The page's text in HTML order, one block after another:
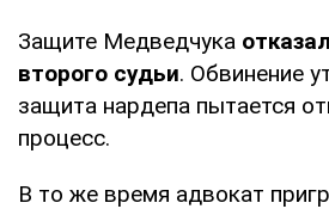
Защите Медведчука
второго судьи. Обвинение
защита нардепа пытается
процесс.
В то же время адвокат